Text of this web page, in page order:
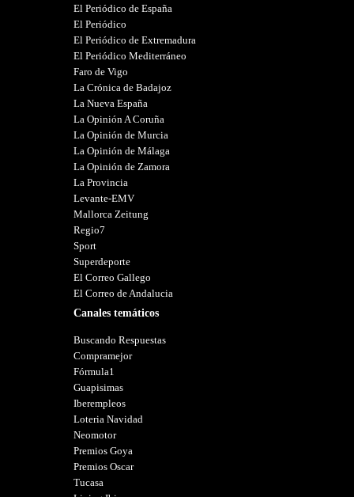
El Periódico de España
El Periódico
El Periódico de Extremadura
El Periódico Mediterráneo
Faro de Vigo
La Crónica de Badajoz
La Nueva España
La Opinión A Coruña
La Opinión de Murcia
La Opinión de Málaga
La Opinión de Zamora
La Provincia
Levante-EMV
Mallorca Zeitung
Regio7
Sport
Superdeporte
El Correo Gallego
El Correo de Andalucia
Canales temáticos
Buscando Respuestas
Compramejor
Fórmula1
Guapisimas
Iberempleos
Loteria Navidad
Neomotor
Premios Goya
Premios Oscar
Tucasa